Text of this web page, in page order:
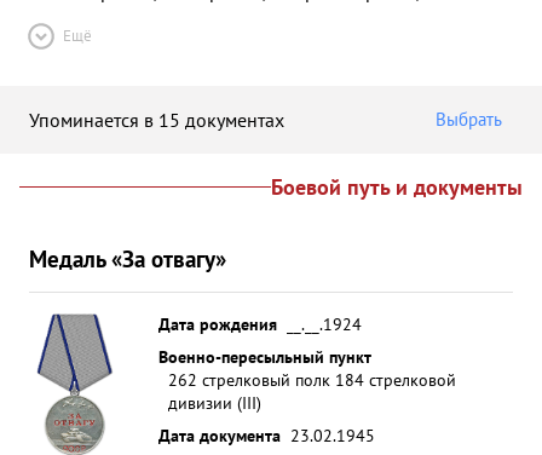
Ещё
Упоминается в 15 документах Выбрать
Боевой путь и документы
Медаль «За отвагу»
Дата рождения
__.__.1924
Военно-пересыльный пункт
262 стрелковый полк 184 стрелковой
дивизии (III)
Дата документа 23.02.1945